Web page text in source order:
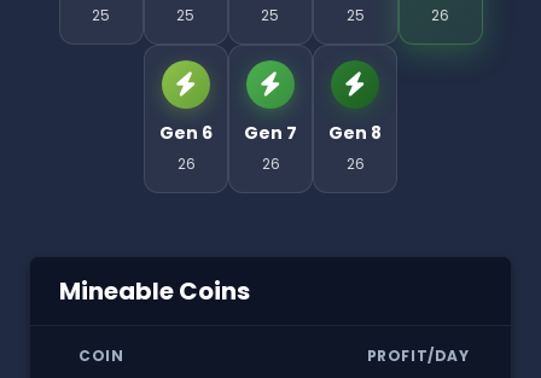
25 25 25 25 26
Gen 6
26
Gen 7
26
Gen 8
26
Mineable Coins
COIN PROFIT/DAY